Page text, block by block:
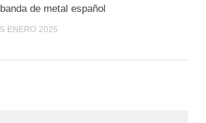
banda de metal español
5 ENERO 2025